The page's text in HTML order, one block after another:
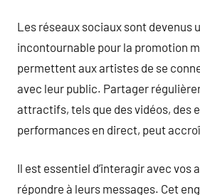
Les réseaux sociaux sont devenus
incontournable pour la promotion
permettent aux artistes de se
avec leur public. Partager
attractifs, tels que des vidéos, des
performances en direct, peut
Il est essentiel d’interagir avec vos
répondre à leurs messages. Cet